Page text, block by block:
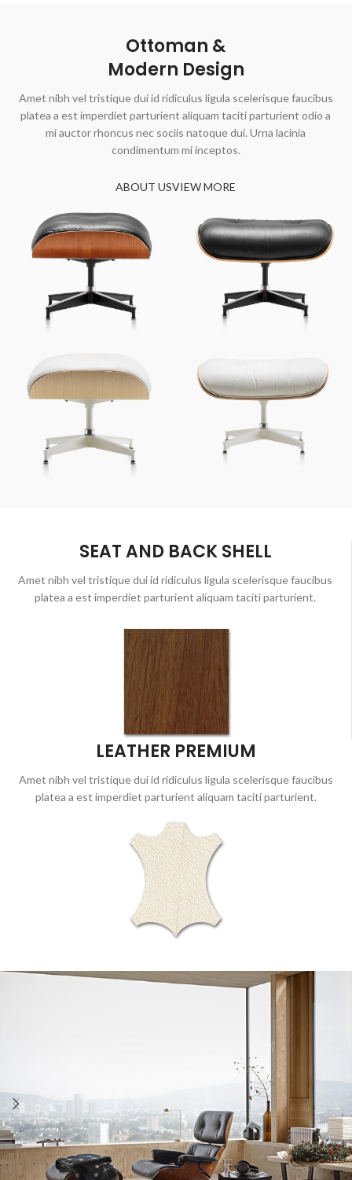
Ottoman &
Modern Design
Amet nibh vel tristique dui id ridiculus ligula scelerisque faucibus
platea a est imperdiet parturient aliquam taciti parturient odio a
mi auctor rhoncus nec sociis natoque dui. Urna lacinia
condimentum mi inceptos.
ABOUT USVIEW MORE
SEAT AND BACK SHELL
Amet nibh vel tristique dui id ridiculus ligula scelerisque faucibus
platea a est imperdiet parturient aliquam taciti parturient.
LEATHER PREMIUM
Amet nibh vel tristique dui id ridiculus ligula scelerisque faucibus
platea a est imperdiet parturient aliquam taciti parturient.